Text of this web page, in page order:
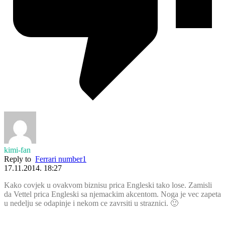
kimi-fan
Reply to Ferrari number1
17.11.2014. 18:27
Kako covjek u ovakvom biznisu prica Engleski tako lose. Zamisli
da Vettel prica Engleski sa njemackim akcentom. Noga je vec zapeta
u nedelju se odapinje i nekom ce zavrsiti u straznici. 🙂